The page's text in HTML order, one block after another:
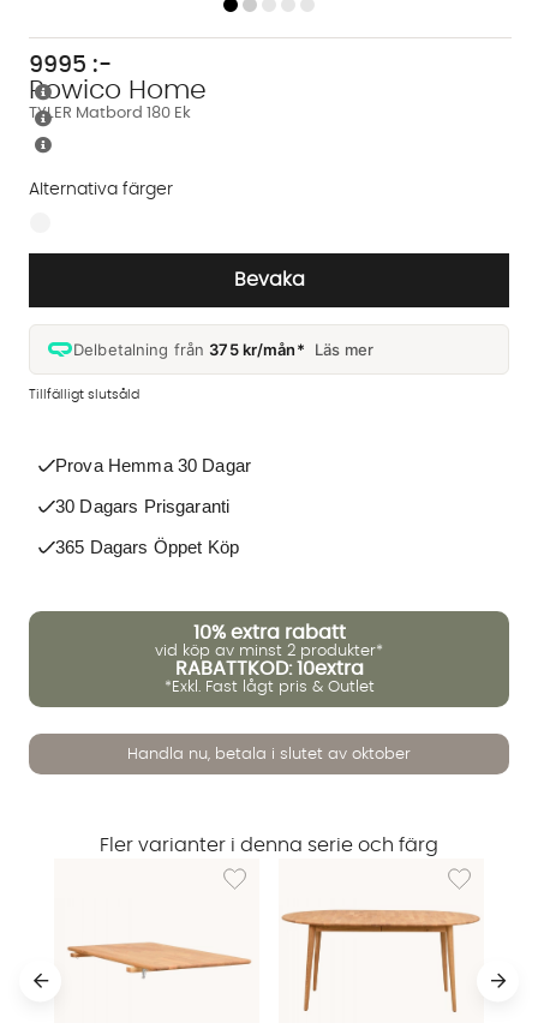
TYLER Matbord 180 Ek
Rowico Home
9995 :-
Bevaka
Delbetalning från 375 kr/mån* Läs mer
Tillfälligt slutsåld
Alternativa färger
Prova Hemma 30 Dagar
30 Dagars Prisgaranti
365 Dagars Öppet Köp
10% extra rabatt
vid köp av minst 2 produkter*
RABATTKOD: 10extra
*Exkl. Fast lågt pris & Outlet
Handla nu, betala i slutet av oktober
Fler varianter i denna serie och färg
Lägg till i önskelista: TYLER Tilläggsskiva 50
Lägg till i
sparas i upp till 24 timmar för att kunna hjälpa dig. Vi delar
inte dina uppgifter med tredje part. Läs mer i vår
integritetspolicy.
Jag godkänner att konversationen sparas
Starta chatten